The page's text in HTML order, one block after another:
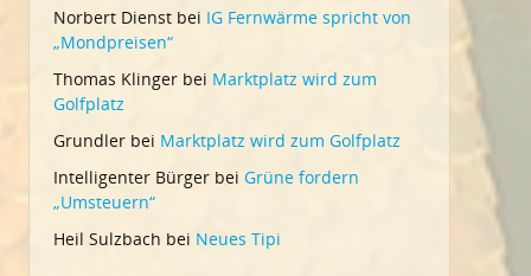
Norbert Dienst bei IG Fernwärme spricht von
„Mondpreisen“
Thomas Klinger bei Marktplatz wird zum
Golfplatz
Grundler bei Marktplatz wird zum Golfplatz
Intelligenter Bürger bei Grüne fordern
„Umsteuern“
Heil Sulzbach bei Neues Tipi